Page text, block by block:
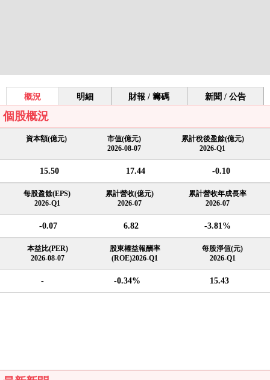
概況 明細 財報 / 籌碼 新聞 / 公告
個股概況
資本額(億元)
市值(億元)
2026-08-07
累計稅後盈餘(億元)
2026-Q1
15.50 17.44 -0.10
每股盈餘(EPS)
2026-Q1
累計營收(億元)
2026-07
累計營收年成長率
2026-07
-0.07 6.82 -3.81%
本益比(PER)
2026-08-07
股東權益報酬率
(ROE)2026-Q1
每股淨值(元)
2026-Q1
- -0.34% 15.43